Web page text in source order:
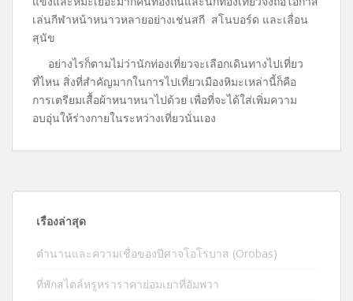
เล่นกีฬาหน้าหนาวหลายอย่างเช่นสกี สโนบอร์ด และเลื่อน
สุนัข
อย่างไรก็ตามไม่ว่านักท่องเที่ยวจะเลือกเดินทางไปเที่ยว
ที่ไหน สิ่งที่สำคัญมากในการไปเที่ยวเมืองหิมะเหล่านี้ก็คือ
การเตรียมเสื้อผ้าหนาหนาไปด้วย เพื่อที่จะได้ใส่เพิ่มความ
อบอุ่นให้ร่างกายในระหว่างเที่ยวนั่นเอง
เรื่องล่าสุด
ตำนานและความเชื่อของปีศาจโอโรบาส (Orobas)
ที่พักสไตล์หรูหราราคาย่อมเยาที่อัมพวา